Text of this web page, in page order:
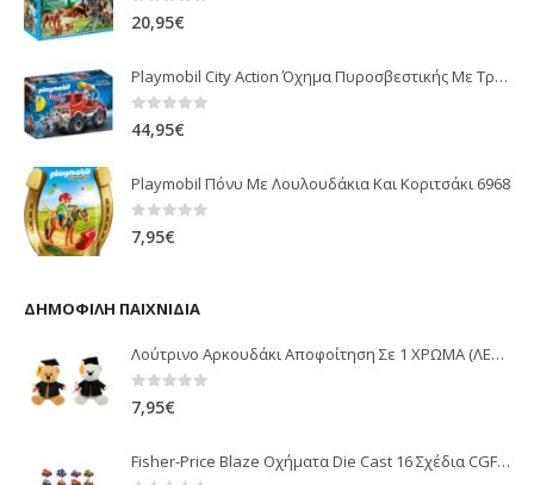
0 out of 5
20,95€
Playmobil City Action Όχημα Πυροσβεστικής Με Τροχαλία Ρυμούλκησης 9466
0 out of 5
44,95€
Playmobil Πόνυ Με Λουλουδάκια Και Κοριτσάκι 6968
0out of 5
7,95€
ΔΗΜΟΦΙΛΉ ΠΑΙΧΝΊΔΙΑ
Λούτρινο Αρκουδάκι Αποφοίτηση Σε 1 ΧΡΩΜΑ (ΛΕΥΚΟ)25Εκ 1850
0out of 5
7,95€
Fisher-Price Blaze Οχήματα Die Cast 16 Σχέδια CGF20